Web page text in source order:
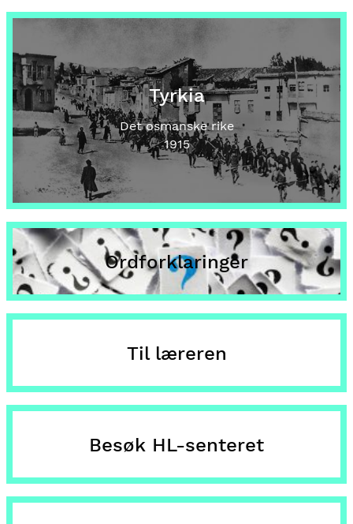
Tyrkia
Det osmanske rike
1915
Ordforklaringer
Til læreren
Besøk HL-senteret